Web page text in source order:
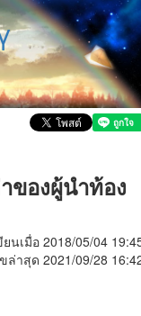
ของผู้นำท้อง
ยนเมื่อ 2018/05/04
ล่าสุด 2021/09/28